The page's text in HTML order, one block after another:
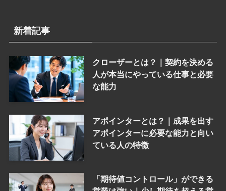
新着記事
クローザーとは？｜契約を決める
人が本当にやっている仕事と必要
な能力
アポインターとは？｜成果を出す
アポインターに必要な能力と向い
ている人の特徴
「期待値コントロール」ができる